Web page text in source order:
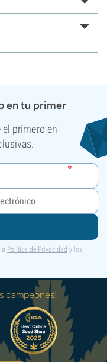
en tu primer
primero en
Política de Privacidad y los
campeones!